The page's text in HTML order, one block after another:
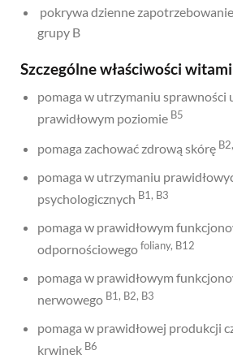
pokrywa dzienne
grupy B
Szczególne właściwości
pomaga w utrzymaniu sprawności
prawidłowym poziomie B5
pomaga zachować zdrową skórę
pomaga w utrzymaniu
psychologicznych B1, B3
pomaga w prawidłowym
odpornościowegofoliany, B12
pomaga w prawidłowym
nerwowego B1, B2, B3
pomaga w prawidłowej produkcji
krwinek B6